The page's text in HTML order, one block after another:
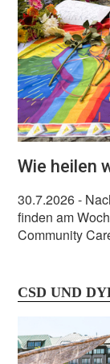
Wie heilen
30.7.2026-
finden am
Community
CSD UND